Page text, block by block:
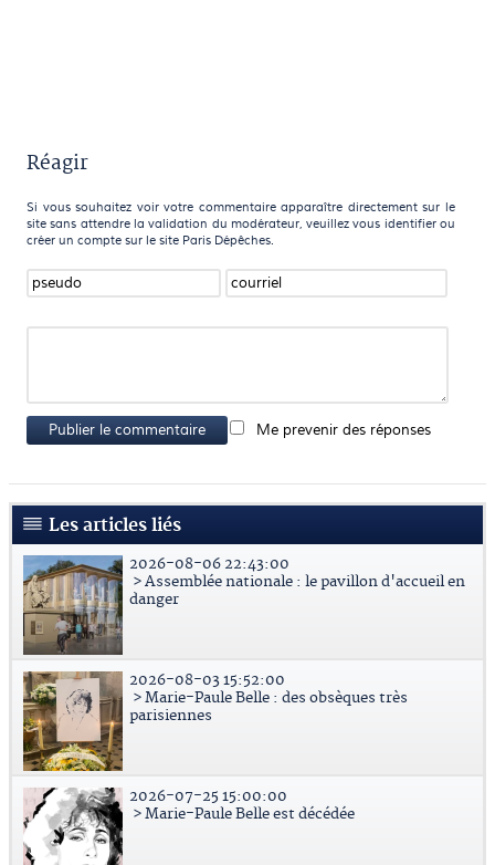
Réagir
Si vous souhaitez voir votre commentaire apparaître directement sur le
site sans attendre la validation du modérateur, veuillez vous identifier ou
créer un compte sur le site Paris Dépêches.
Publier le commentaire Me prevenir des réponses
Les articles liés
2026-08-06 22:43:00
> Assemblée nationale : le pavillon d'accueil en
danger
2026-08-03 15:52:00
> Marie-Paule Belle : des obsèques très
parisiennes
2026-07-25 15:00:00
> Marie-Paule Belle est décédée